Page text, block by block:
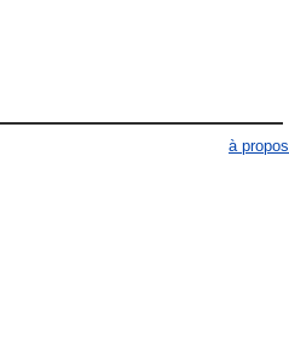
à propos